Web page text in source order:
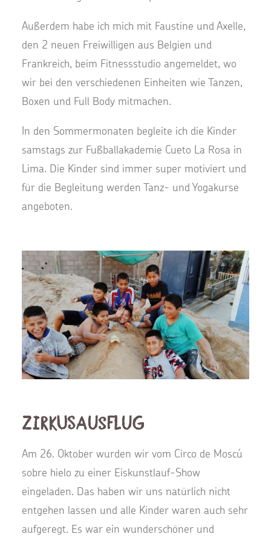
Außerdem habe ich mich mit Faustine und Axelle,
den 2 neuen Freiwilligen aus Belgien und
Frankreich, beim Fitnessstudio angemeldet, wo
wir bei den verschiedenen Einheiten wie Tanzen,
Boxen und Full Body mitmachen.
In den Sommermonaten begleite ich die Kinder
samstags zur Fußballakademie Cueto La Rosa in
Lima. Die Kinder sind immer super motiviert und
für die Begleitung werden Tanz- und Yogakurse
angeboten.
Zirkusausflug
Am 26. Oktober wurden wir vom Circo de Moscú
sobre hielo zu einer Eiskunstlauf-Show
eingeladen. Das haben wir uns natürlich nicht
entgehen lassen und alle Kinder waren auch sehr
aufgeregt. Es war ein wunderschöner und